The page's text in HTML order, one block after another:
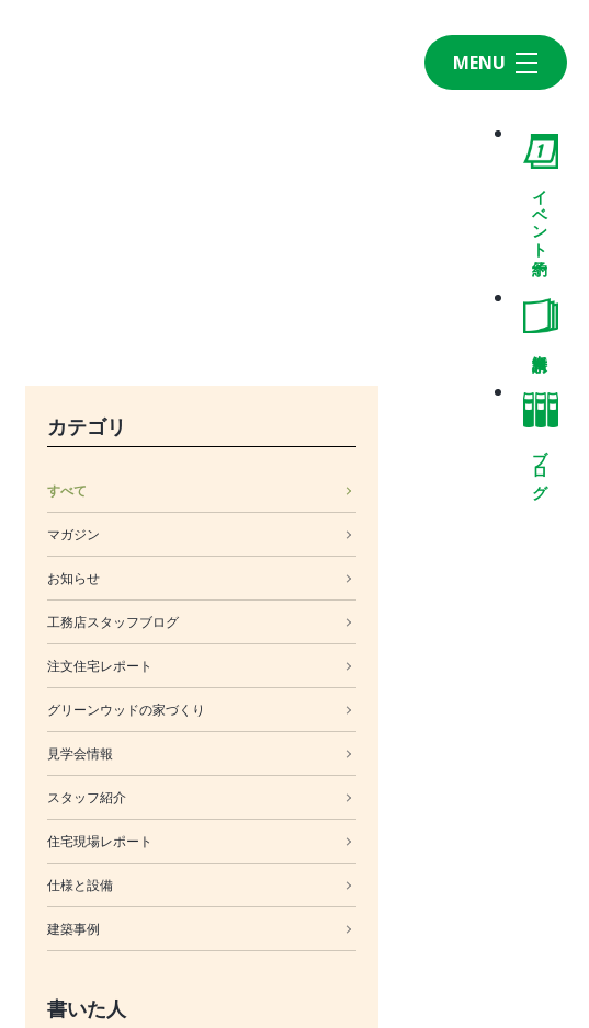
MENU
ABOUT
ブログ
お問い合わせ・資料請求
イベント予約
ブログ
カテゴリ
すべて
マガジン
お知らせ
工務店スタッフブログ
注文住宅レポート
グリーンウッドの家づくり
見学会情報
スタッフ紹介
住宅現場レポート
仕様と設備
建築事例
書いた人